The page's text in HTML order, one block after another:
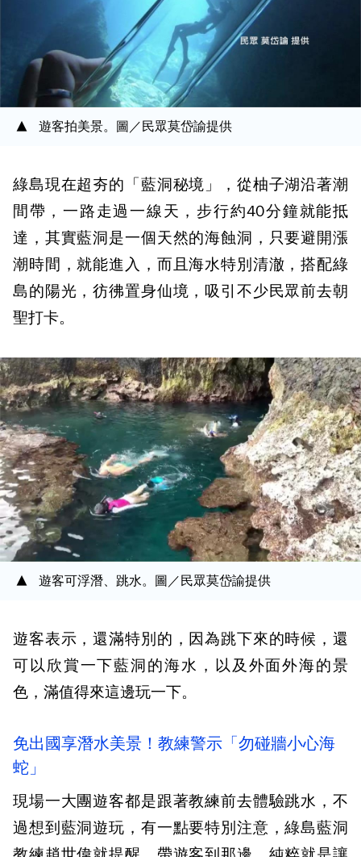
遊客拍美景。圖／民眾莫岱諭提供
綠島現在超夯的「藍洞秘境」，從柚子湖沿著潮
間帶，一路走過一線天，步行約40分鐘就能抵
達，其實藍洞是一個天然的海蝕洞，只要避開漲
潮時間，就能進入，而且海水特別清澈，搭配綠
島的陽光，彷彿置身仙境，吸引不少民眾前去朝
聖打卡。
遊客可浮潛、跳水。圖／民眾莫岱諭提供
遊客表示，還滿特別的，因為跳下來的時候，還
可以欣賞一下藍洞的海水，以及外面外海的景
色，滿值得來這邊玩一下。
免出國享潛水美景！教練警示「勿碰牆小心海
蛇」
現場一大團遊客都是跟著教練前去體驗跳水，不
過想到藍洞遊玩，有一點要特別注意，綠島藍洞